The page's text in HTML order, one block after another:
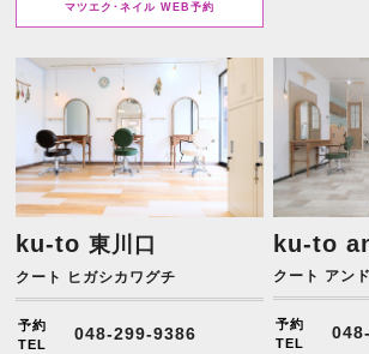
マツエク･ネイル WEB予約
ku-to東川口
クート ヒガシカワグチ
予約
TEL
048-299-9386
ku-to
クート アン
予約
TEL